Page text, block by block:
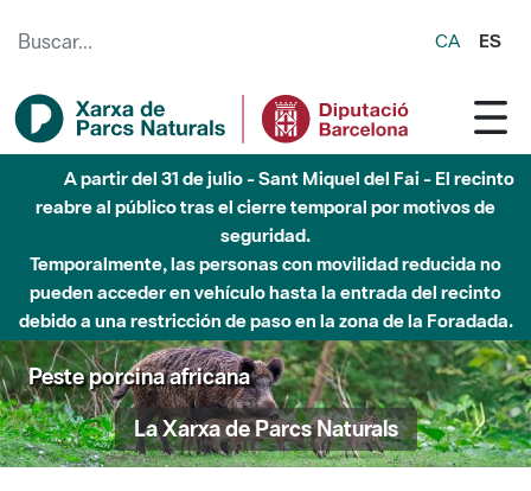
CA ES
A partir del 31 de julio - Sant Miquel del Fai - El recinto
reabre al público tras el cierre temporal por motivos de
seguridad.
Temporalmente, las personas con movilidad reducida no
pueden acceder en vehículo hasta la entrada del recinto
debido a una restricción de paso en la zona de la Foradada.
Peste porcina africana
La Xarxa de Parcs Naturals